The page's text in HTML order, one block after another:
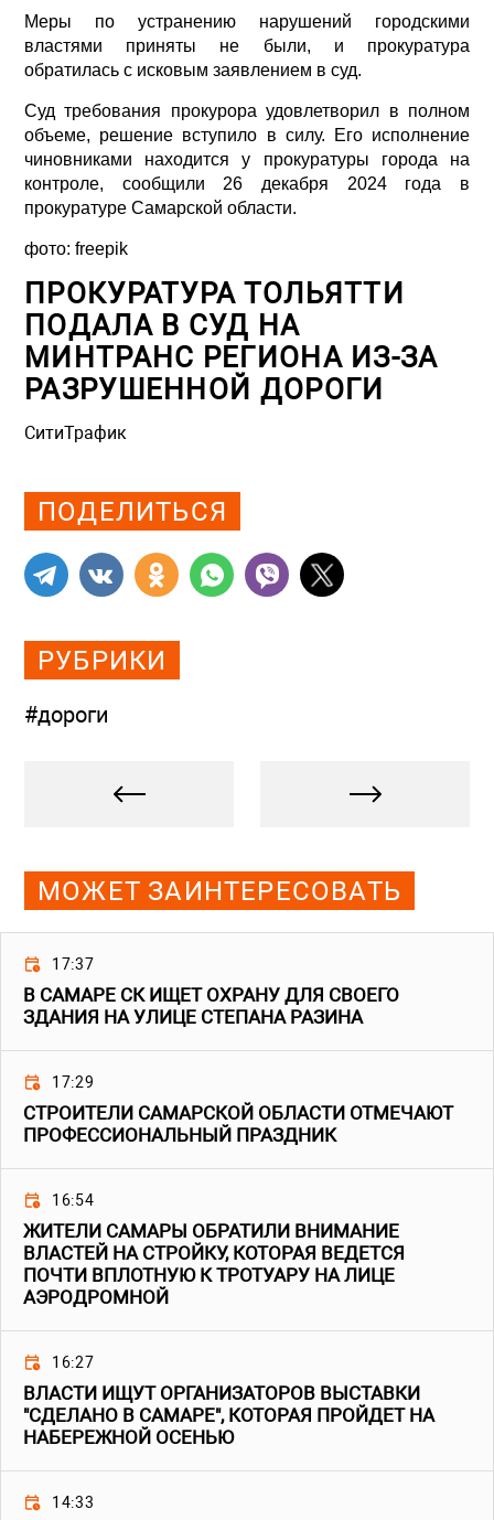
Меры по устранению нарушений городскими
властями приняты не были, и прокуратура
обратилась с исковым заявлением в суд.
Суд требования прокурора удовлетворил в полном
объеме, решение вступило в силу. Его исполнение
чиновниками находится у прокуратуры города на
контроле, сообщили 26 декабря 2024 года в
прокуратуре Самарской области.
фото: freepik
ПРОКУРАТУРА ТОЛЬЯТТИ
ПОДАЛА В СУД НА
МИНТРАНС РЕГИОНА ИЗ-ЗА
РАЗРУШЕННОЙ ДОРОГИ
СитиТрафик
ПОДЕЛИТЬСЯ
РУБРИКИ
#дороги
МОЖЕТ ЗАИНТЕРЕСОВАТЬ
17:37
В САМАРЕ СК ИЩЕТ ОХРАНУ ДЛЯ СВОЕГО
ЗДАНИЯ НА УЛИЦЕ СТЕПАНА РАЗИНА
17:29
СТРОИТЕЛИ САМАРСКОЙ ОБЛАСТИ ОТМЕЧАЮТ
ПРОФЕССИОНАЛЬНЫЙ ПРАЗДНИК
16:54
ЖИТЕЛИ САМАРЫ ОБРАТИЛИ ВНИМАНИЕ
ВЛАСТЕЙ НА СТРОЙКУ, КОТОРАЯ ВЕДЕТСЯ
ПОЧТИ ВПЛОТНУЮ К ТРОТУАРУ НА ЛИЦЕ
АЭРОДРОМНОЙ
16:27
ВЛАСТИ ИЩУТ ОРГАНИЗАТОРОВ ВЫСТАВКИ
"СДЕЛАНО В САМАРЕ", КОТОРАЯ ПРОЙДЕТ НА
НАБЕРЕЖНОЙ ОСЕНЬЮ
14:33